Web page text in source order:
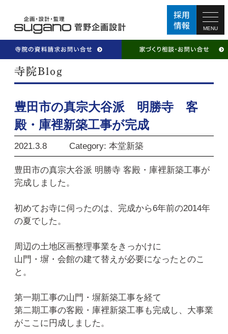
MENU
豊田市の真宗大谷派 明勝寺 客
殿・庫裡新築工事が完成
2021.3.8 Category: 本堂新築
豊田市の真宗大谷派 明勝寺 客殿・庫裡新築工事が
完成しました。
初めてお寺に伺ったのは、完成から6年前の2014年
の夏でした。
周辺の土地区画整理事業をきっかけに
山門・塀・会館の建て替えが必要になったとのこ
と。
第一期工事の山門・塀新築工事を経て
第二期工事の客殿・庫裡新築工事も完成し、大事業
がここに円成しました。